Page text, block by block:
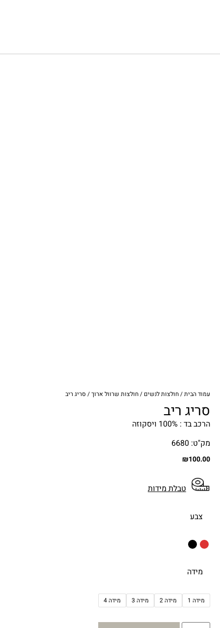
עמוד הבית/חולצות לנשים /חולצות שרוול ארוך/ סריג ריב
סריג ריב
הרכב בד : 100% ויסקוזה
מק"ט: 6680
₪100.00
טבלת מידות
צבע
מידה
מידה 1 מידה 2 מידה 3 מידה 4